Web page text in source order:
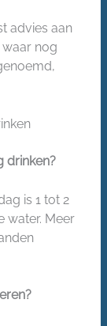
advies aan
nog
drinken?
is 1 tot 2
water. Meer